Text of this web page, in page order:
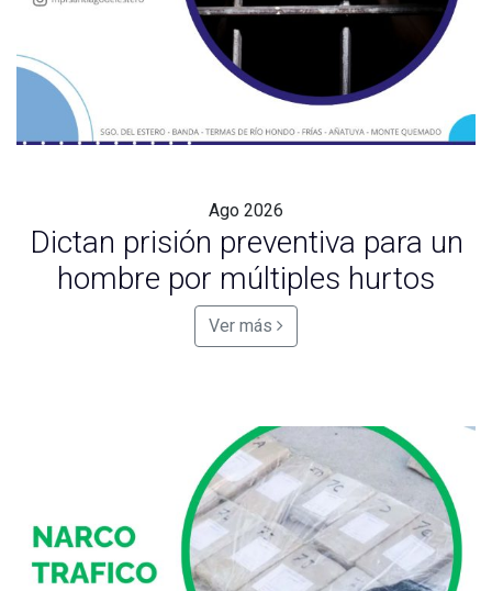
Ago 2026
Dictan prisión preventiva para un
hombre por múltiples hurtos
Ver más